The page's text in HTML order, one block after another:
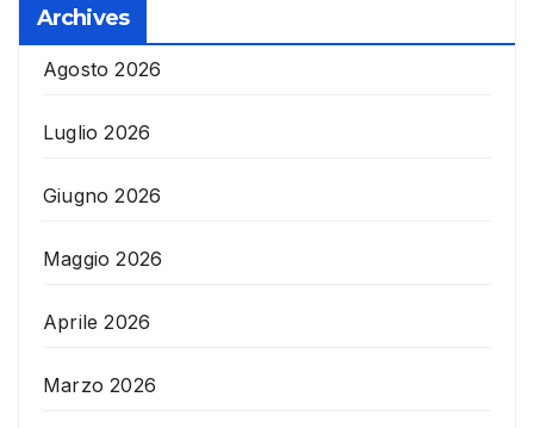
Archives
Agosto 2026
Luglio 2026
Giugno 2026
Maggio 2026
Aprile 2026
Marzo 2026